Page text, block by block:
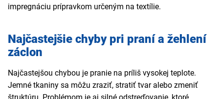
impregnáciu prípravkom určeným na textílie.
Najčastejšie chyby pri praní a žehlení
záclon
Najčastejšou chybou je pranie na príliš vysokej teplote.
Jemné tkaniny sa môžu zraziť, stratiť tvar alebo zmeniť